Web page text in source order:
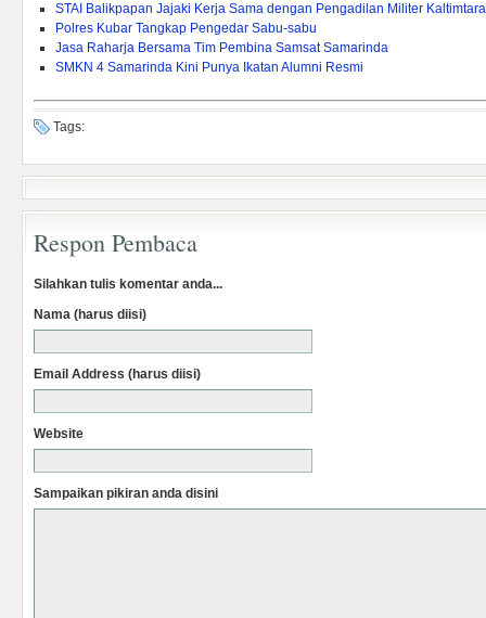
STAI Balikpapan Jajaki Kerja Sama dengan Pengadilan Militer Kaltimtara
Polres Kubar Tangkap Pengedar Sabu-sabu
Jasa Raharja Bersama Tim Pembina Samsat Samarinda
SMKN 4 Samarinda Kini Punya Ikatan Alumni Resmi
Tags:
Respon Pembaca
Silahkan tulis komentar anda...
Nama (harus diisi)
Email Address (harus diisi)
Website
Sampaikan pikiran anda disini